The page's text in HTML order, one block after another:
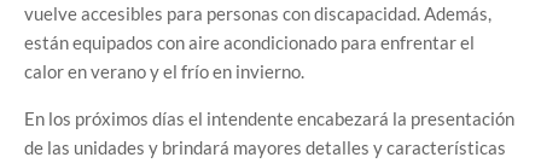
vuelve accesibles para personas con discapacidad. Además,
están equipados con aire acondicionado para enfrentar el
calor en verano y el frío en invierno.
En los próximos días el intendente encabezará la presentación
de las unidades y brindará mayores detalles y características